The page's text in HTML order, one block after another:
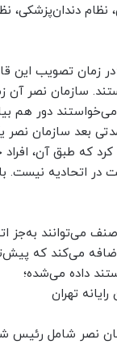
دندان‌پزشکی،
زمان تصویب این
سازمان نصر آن
دور هم
بعد سازمان
که طبق آن،
می‌توانند به‌جز
می‌کند که
داده می‌شده؛
نصر شامل رئیس